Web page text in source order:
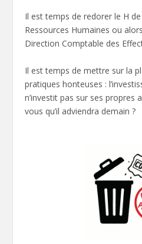
Il est temps de redorer le H
Ressources Humaines ou
Direction Comptable des
Il est temps de mettre sur la
pratiques honteuses :
n’investit pas sur ses propres
vous qu’il adviendra demain ?